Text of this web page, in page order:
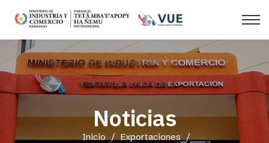
Noticias
Inicio / Exportaciones /